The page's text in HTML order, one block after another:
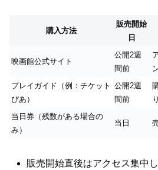
購入方法
販売開始
日
映画館公式サイト
公開2週
間前
プレイガイド（例：チケット
ぴあ）
公開2週
間前
り
当日券（残数がある場合の
み）
当日
販売開始直後はアクセス集中